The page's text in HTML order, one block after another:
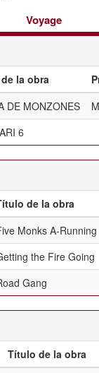
Voyage
la obra
DE MONZONES
6
de la obra
Monks A-Running
the Fire Going
Gang
Título de la obra